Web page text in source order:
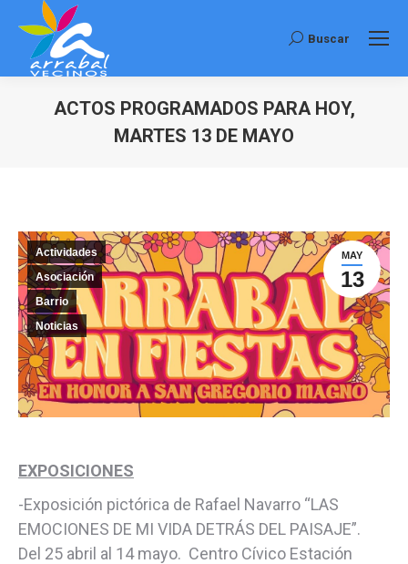
Buscar:
Buscar
ACTOS PROGRAMADOS PARA HOY,
MARTES 13 DE MAYO
MAY
13
Actividades
Asociación
Barrio
Noticias
EXPOSICIONES
-Exposición pictórica de Rafael Navarro “LAS
EMOCIONES DE MI VIDA DETRÁS DEL PAISAJE”.
Del 25 abril al 14 mayo. Centro Cívico Estación